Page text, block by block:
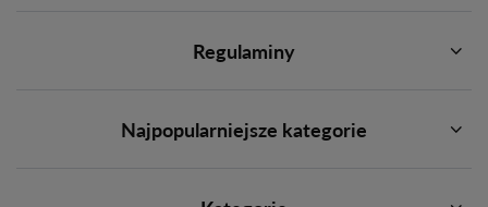
Regulaminy
Najpopularniejsze kategorie